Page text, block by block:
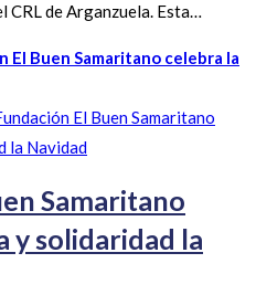
de Arganzuela. Esta…
El Buen Samaritano celebra la
Samaritano
y solidaridad la